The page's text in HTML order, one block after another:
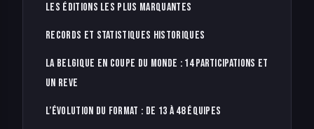
Les éditions les plus marquantes
Records et statistiques historiques
La Belgique en Coupe du Monde : 14 participations et
un reve
L’évolution du format : de 13 à 48 équipes